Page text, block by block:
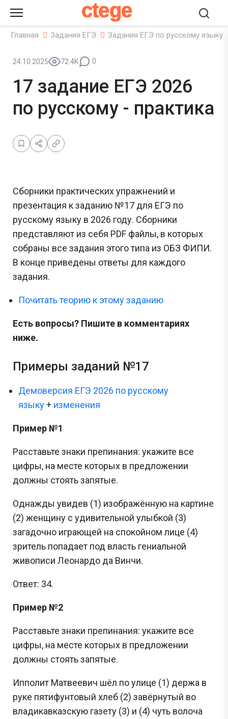
ctege
Главная Задания ЕГЭ Задания ЕГЭ по русскому языку
24.10.2025 72.4K 0
17 задание ЕГЭ 2026
по русскому - практика
Сборники практических упражнений и
презентация к заданию №17 для ЕГЭ по
русскому языку в 2026 году. Сборники
представляют из себя PDF файлы, в которых
собраны все задания этого типа из ОБЗ ФИПИ.
В конце приведены ответы для каждого
задания.
Почитать теорию к этому заданию
Есть вопросы? Пишите в комментариях
ниже.
Примеры заданий №17
Демоверсия ЕГЭ 2026 по русскому
языку+ изменения
Пример №1
Расставьте знаки препинания: укажите все
цифры, на месте которых в предложении
должны стоять запятые.
Однажды увидев (1) изображённую на картине
(2) женщину с удивительной улыбкой (3)
загадочно играющей на спокойном лице (4)
зритель попадает под власть гениальной
живописи Леонардо да Винчи.
Ответ: 34.
Пример №2
Расставьте знаки препинания: укажите все
цифры, на месте которых в предложении
должны стоять запятые.
Ипполит Матвеевич шёл по улице (1) держа в
руке пятифунтовый хлеб (2) завёрнутый во
владикавказскую газету (3) и (4) чуть волоча